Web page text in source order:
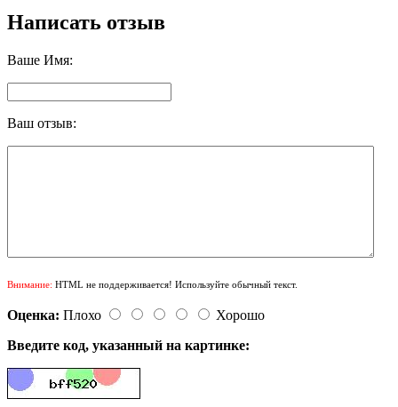
Написать отзыв
Ваше Имя:
Ваш отзыв:
Внимание: HTML не поддерживается! Используйте обычный текст.
Оценка: Плохо
Хорошо
Введите код, указанный на картинке: